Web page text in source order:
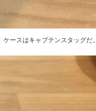
ースはキャプテンスタッグだ。